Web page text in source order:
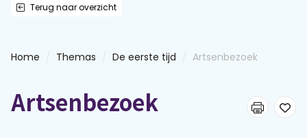
Thema's
Terug naar overzicht
Home Themas De eerste tijd Artsenbezoek
Artsenbezoek